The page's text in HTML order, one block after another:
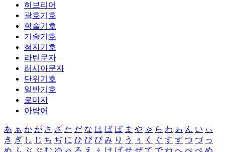
히브리어
괄호기호
학술기호
기술기호
첨자기호
라틴문자
러시아문자
단위기호
일반기호
로마자
아랍어
あ ぁ か が さ ざ た だ な は ば ぱ ま や ゃ ら わ ゎ ん い ぃ
き ぎ し じ ち ぢ に ひ び ぴ み り う ぅ く ぐ す ず つ づ っ